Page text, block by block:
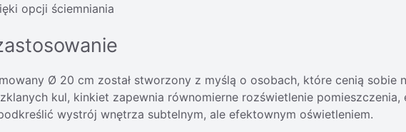
opcji ściemniania
Ø 20 cm został stworzony z myślą o osobach, które cenią
kul, kinkiet zapewnia równomierne rozświetlenie
wystrój wnętrza subtelnym, ale efektownym oświetleniem.